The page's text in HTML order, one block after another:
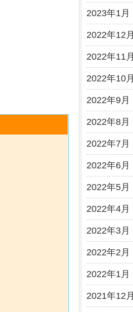
2023年1月
2022年12月
2022年11月
2022年10月
2022年9月
2022年8月
2022年7月
2022年6月
2022年5月
2022年4月
2022年3月
2022年2月
2022年1月
2021年12月